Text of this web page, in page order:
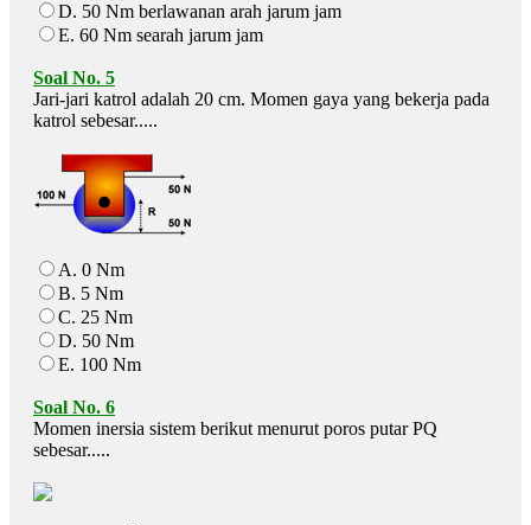
D. 50 Nm berlawanan arah jarum jam
E. 60 Nm searah jarum jam
Soal No. 5
Jari-jari katrol adalah 20 cm. Momen gaya yang bekerja pada
katrol sebesar.....
A. 0 Nm
B. 5 Nm
C. 25 Nm
D. 50 Nm
E. 100 Nm
Soal No. 6
Momen inersia sistem berikut menurut poros putar PQ
sebesar.....